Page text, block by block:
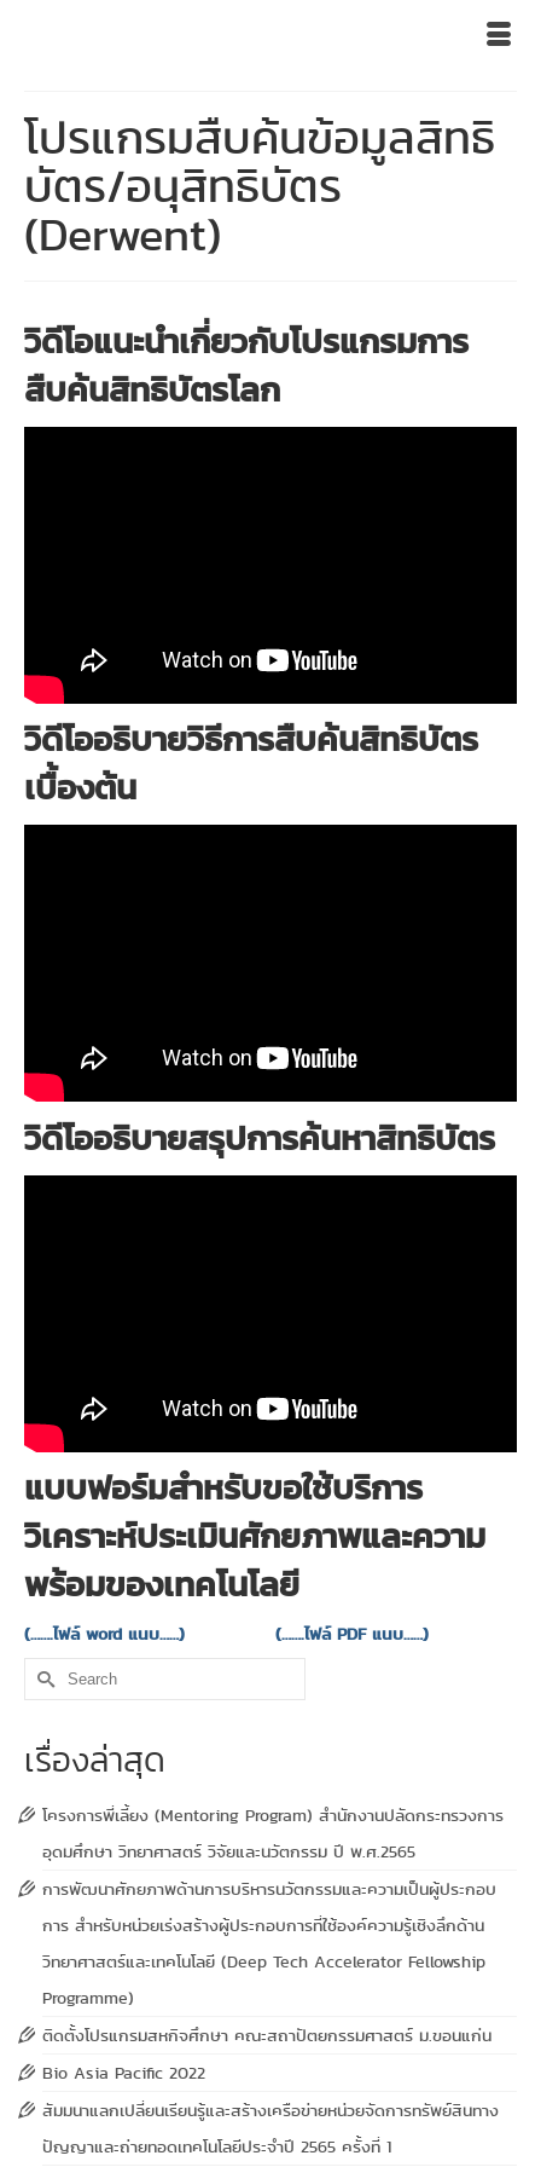
โปรแกรมสืบค้นข้อมูลสิทธิ
บัตร/อนุสิทธิบัตร
(Derwent)
วิดีโอแนะนำเกี่ยวกับโปรแกรมการ
สืบค้นสิทธิบัตรโลก
วิดีโออธิบายวิธีการสืบค้นสิทธิบัตร
เบื้องต้น
วิดีโออธิบายสรุปการค้นหาสิทธิบัตร
แบบฟอร์มสำหรับขอใช้บริการ
วิเคราะห์ประเมินศักยภาพและความ
พร้อมของเทคโนโลยี
(…….ไฟล์ word แนบ……) (…….ไฟล์ PDF แนบ……)
Search
for:
เรื่องล่าสุด
โครงการพี่เลี้ยง (Mentoring Program) สำนักงานปลัดกระทรวงการ
อุดมศึกษา วิทยาศาสตร์ วิจัยและนวัตกรรม ปี พ.ศ.2565
การพัฒนาศักยภาพด้านการบริหารนวัตกรรมและความเป็นผู้ประกอบ
การ สำหรับหน่วยเร่งสร้างผู้ประกอบการที่ใช้องค์ความรู้เชิงลึกด้าน
วิทยาศาสตร์และเทคโนโลยี (Deep Tech Accelerator Fellowship
Programme)
ติดตั้งโปรแกรมสหกิจศึกษา คณะสถาปัตยกรรมศาสตร์ ม.ขอนแก่น
Bio Asia Pacific 2022
สัมมนาแลกเปลี่ยนเรียนรู้และสร้างเครือข่ายหน่วยจัดการทรัพย์สินทาง
ปัญญาและถ่ายทอดเทคโนโลยีประจำปี 2565 ครั้งที่ 1